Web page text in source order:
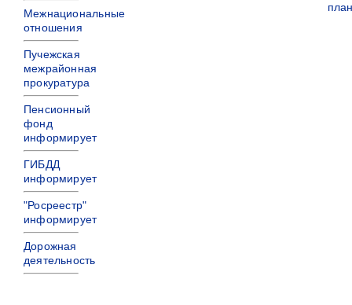
Межнациональные
отношения
Пучежская
межрайонная
прокуратура
Пенсионный
фонд
информирует
ГИБДД
информирует
"Росреестр"
информирует
Дорожная
деятельность